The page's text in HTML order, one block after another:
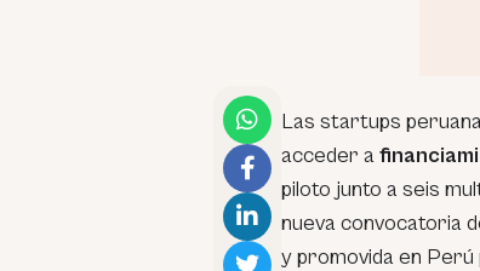
Las startups
acceder a
piloto junto a seis
nueva convocatoria
y promovida en Perú